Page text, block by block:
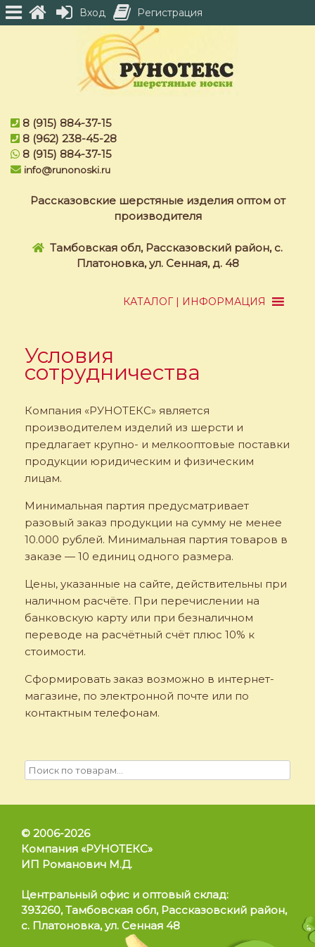
8 (915) 884-37-15
8 (962) 238-45-28
8 (915) 884-37-15
info@runonoski.ru
Рассказовские шерстяные изделия оптом от
производителя
Тамбовская обл, Рассказовский район, с.
Платоновка, ул. Сенная, д. 48
КАТАЛОГ | ИНФОРМАЦИЯ
Условия
сотрудничества
Компания «РУНОТЕКС» является
производителем изделий из шерсти и
предлагает крупно- и мелкооптовые поставки
продукции юридическим и физическим
лицам.
Минимальная партия предусматривает
разовый заказ продукции на сумму не менее
10.000 рублей. Минимальная партия товаров в
заказе — 10 единиц одного размера.
Цены, указанные на сайте, действительны при
наличном расчёте. При перечислении на
банковскую карту или при безналичном
переводе на расчётный счёт плюс 10% к
стоимости.
Сформировать заказ возможно в интернет-
магазине, по электронной почте или по
контактным телефонам.
© 2006-2026
Компания «РУНОТЕКС»
ИП Романович М.Д.
Центральный офис и оптовый склад:
393260, Тамбовская обл, Рассказовский район,
с. Платоновка, ул. Сенная 48
Вход Регистрация
WhatsApp